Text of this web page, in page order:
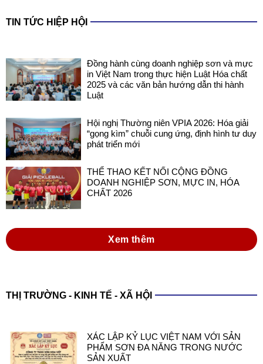
TIN TỨC HIỆP HỘI
Đồng hành cùng doanh nghiệp sơn và mực
in Việt Nam trong thực hiện Luật Hóa chất
2025 và các văn bản hướng dẫn thi hành
Luật
Hội nghị Thường niên VPIA 2026: Hóa giải
“gọng kìm” chuỗi cung ứng, định hình tư duy
phát triển mới
THỂ THAO KẾT NỐI CỘNG ĐỒNG
DOANH NGHIỆP SƠN, MỰC IN, HÓA
CHẤT 2026
Xem thêm
THỊ TRƯỜNG - KINH TẾ - XÃ HỘI
XÁC LẬP KỶ LỤC VIỆT NAM VỚI SẢN
PHẨM SƠN ĐA NĂNG TRONG NƯỚC
SẢN XUẤT